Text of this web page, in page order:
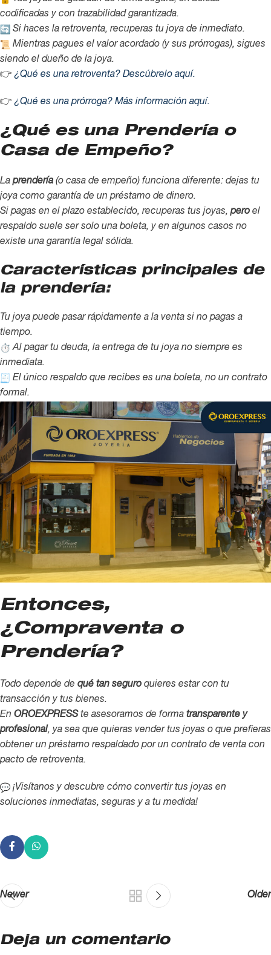
codificadas y con trazabilidad garantizada.
Si haces la retroventa, recuperas tu joya de inmediato.
Mientras pagues el valor acordado (y sus prórrogas), sigues
siendo el dueño de la joya.
👉¿Qué es una retroventa? Descúbrelo aquí.
👉¿Qué es una prórroga? Más información aquí.
¿Qué es una Prendería o
Casa de Empeño?
Laprendería (o casa de empeño) funciona diferente: dejas tu
joya como garantía de un préstamo de dinero.
Si pagas en el plazo establecido, recuperas tus joyas,pero el
respaldo suele ser solo una boleta, y en algunos casos no
existe una garantía legal sólida.
Características principales de
la prendería:
Tu joya puede pasar rápidamente a la venta si no pagas a
tiempo.
Al pagar tu deuda, la entrega de tu joya no siempre es
inmediata.
El único respaldo que recibes es una boleta, no un contrato
formal.
Entonces,
¿Compraventa o
Prendería?
Todo depende de qué tan seguro quieres estar con tu
transacción y tus bienes.
En OROEXPRESSte asesoramos de forma transparente y
profesional, ya sea que quieras vender tus joyas o que prefieras
obtener un préstamo respaldado por un contrato de venta con
pacto de retroventa.
¡Visítanos y descubre cómo convertir tus joyas en
soluciones inmediatas, seguras y a tu medida!
Newer Older
Deja un comentario